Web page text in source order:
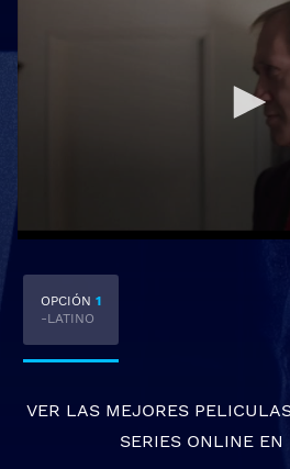
OPCIÓN 1
-LATINO
VER LAS MEJORES
SERIES ONLINE EN